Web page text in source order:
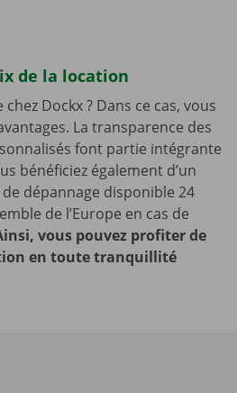
de la location
Dockx ? Dans ce cas, vous
La transparence des
font partie intégrante
bénéficiez également d’un
de dépannage disponible 24
de l’Europe en cas de
vous pouvez profiter de
en toute tranquillité